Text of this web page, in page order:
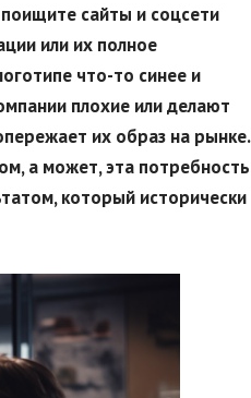
сайты и соцсети
или их полное
что-то синее и
плохие или делают
их образ на рынке.
а может, эта потребность
который исторически